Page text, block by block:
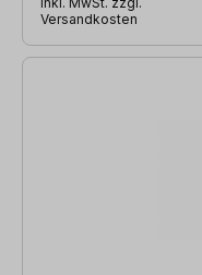
Versandkosten